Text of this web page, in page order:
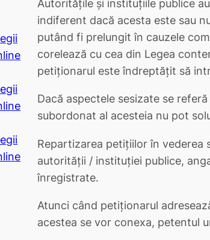
Autorităţile şi instituţiile publice
indiferent dacă acesta este sau
putând fi prelungit în cauzele
corelează cu cea din Legea
petiţionarul este îndreptăţit să
Dacă aspectele sesizate se
subordonat al acesteia nu pot
Repartizarea petiţiilor în
autorităţii / instituţiei publice,
înregistrate.
Atunci când petiţionarul
acestea se vor conexa, petentul